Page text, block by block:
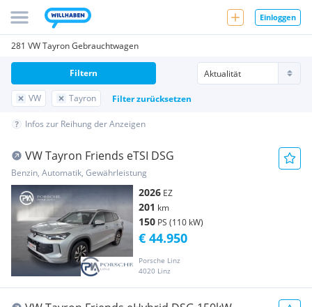
Einloggen
281 VW Tayron Gebrauchtwagen
VW Tayron Filter zurücksetzen
Filtern
Infos zur Reihung der Anzeigen
VW Tayron Friends eTSI DSG
Benzin, Automatik, Gewährleistung
2026 EZ
201 km
150 PS (110 kW)
Porsche Linz
4020 Linz
€ 44.950